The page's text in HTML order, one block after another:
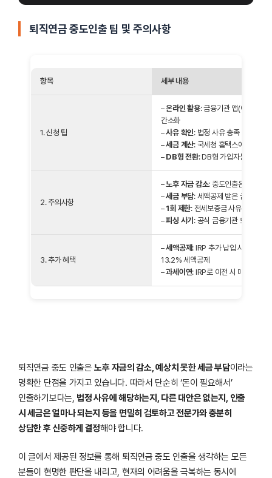
퇴직연금 중도인출 팁 및 주의사항
항목 세부 내용
1. 신청 팁
–온라인 활용: 금융기관 앱(예: KB스
간소화
–사유 확인: 법정 사유 충족 여부 사
–세금 계산: 국세청 홈택스에서 퇴직
– DB형 전환: DB형 가입자는 DC형
2. 주의사항
–노후 자금 감소: 중도인출은 노후 자
–세금 부담: 세액공제 받은 금액은 기
– 1회 제한: 전세보증금 사유는 1개 사
–피싱 사기 : 공식 금융기관 또는 근로
3. 추가 혜택
–세액공제 : IRP 추가 납입 시 총급여
13.2% 세액공제
–과세이연: IRP로 이전 시 매매차익,
퇴직연금 중도 인출은노후 자금의 감소, 예상치 못한 세금 부담이라는
명확한 단점을 가지고 있습니다. 따라서 단순히 ‘돈이 필요해서’
인출하기보다는, 법정 사유에 해당하는지, 다른 대안은 없는지, 인출
시 세금은 얼마나 되는지 등을 면밀히 검토하고 전문가와 충분히
상담한 후 신중하게 결정해야 합니다.
이 글에서 제공된 정보를 통해 퇴직연금 중도 인출을 생각하는 모든
분들이 현명한 판단을 내리고, 현재의 어려움을 극복하는 동시에